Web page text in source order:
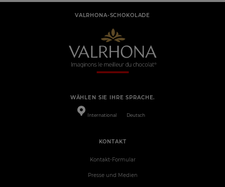
VALRHONA-SCHOKOLADE
WÄHLEN SIE IHRE SPRACHE.
International Deutsch
KONTAKT
Kontakt-Formular
Presse und Medien